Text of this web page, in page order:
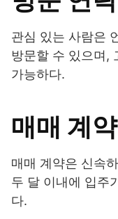
관심 있는 사람은
방문할 수 있으며,
가능하다.
매매 계
매매 계약은 신속
두 달 이내에 입주
다.